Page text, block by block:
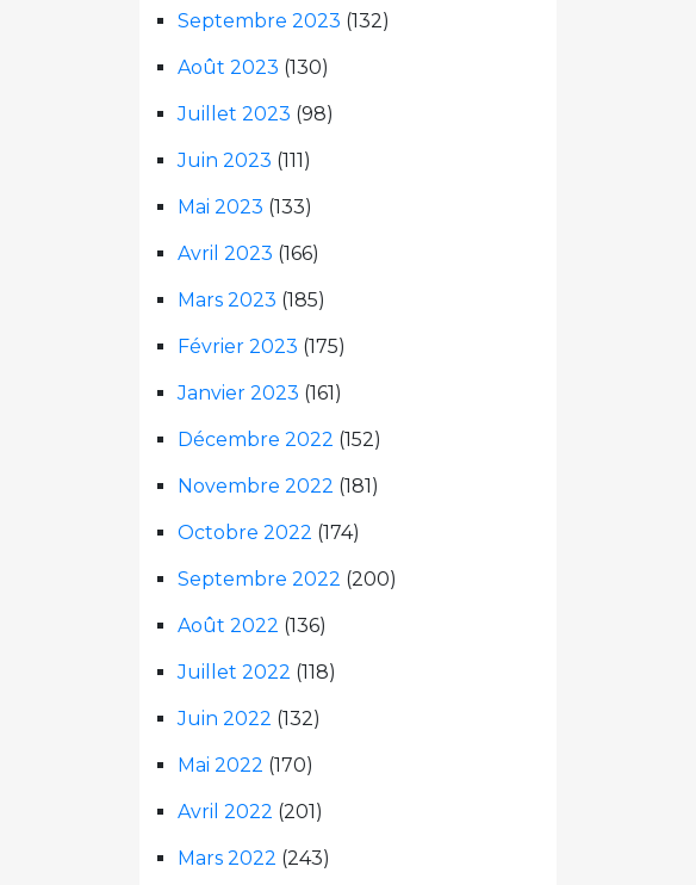
Septembre 2023 (132)
Août 2023 (130)
Juillet 2023 (98)
Juin 2023 (111)
Mai 2023 (133)
Avril 2023 (166)
Mars 2023 (185)
Février 2023 (175)
Janvier 2023 (161)
Décembre 2022 (152)
Novembre 2022 (181)
Octobre 2022 (174)
Septembre 2022 (200)
Août 2022 (136)
Juillet 2022 (118)
Juin 2022 (132)
Mai 2022 (170)
Avril 2022 (201)
Mars 2022 (243)